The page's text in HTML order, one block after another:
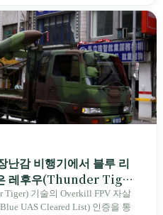
난감 비행기에서 블루 리
레후우(Thunder Tiger)
Tiger) 기술의 Overkill FPV 자살
UAS Cleared List) 인증을 통